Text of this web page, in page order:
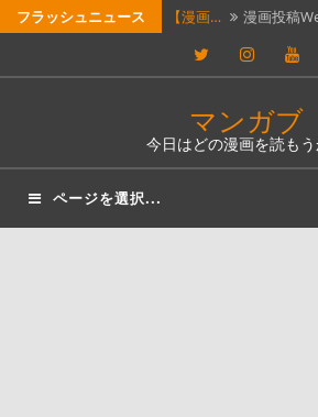
テ
へ
キ
フラッシュニュース 【漫画… 漫画投稿
今日読…
今日読んだ
今日読ん
ッ…
【つれ…
石黒正数の
屋…
TwitterInstagram
マンガブ
今日はどの漫画を読も
ページを選択...